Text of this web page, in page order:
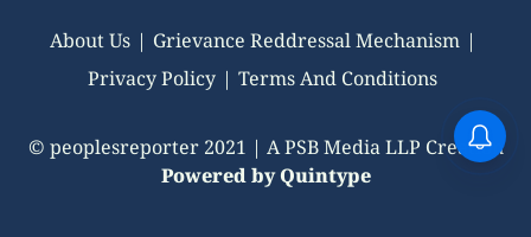
About Us
Grievance Reddressal Mechanism
Privacy Policy
Terms And Conditions
© peoplesreporter 2021 | A PSB Media LLP Creation
Powered byQuintype